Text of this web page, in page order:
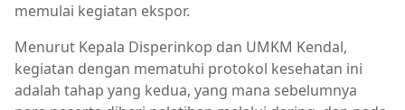
memulai kegiatan ekspor.
Menurut Kepala Disperinkop dan UMKM Kendal,
kegiatan dengan mematuhi protokol kesehatan ini
adalah tahap yang kedua, yang mana sebelumnya